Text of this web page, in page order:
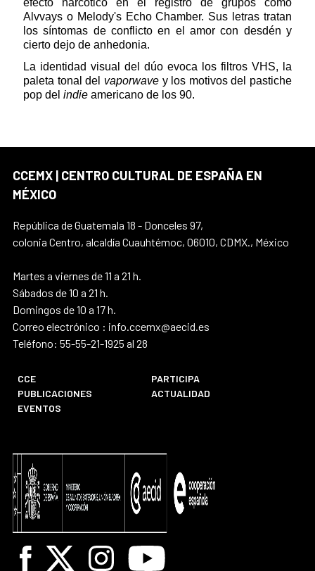
efecto narcótico en el registro de grupos como
Alvvays o Melody's Echo Chamber. Sus letras tratan
los síntomas de conflicto en el amor con desdén y
cierto dejo de anhedonia.
La identidad visual del dúo evoca los filtros VHS, la
paleta tonal del vaporwavey los motivos del pastiche
pop del indie americano de los 90.
CCEMX | CENTRO CULTURAL DE ESPAÑA EN
MÉXICO
República de Guatemala 18 - Donceles 97,
colonia Centro, alcaldía Cuauhtémoc, 06010, CDMX., México
Martes a viernes de 11 a 21 h.
Sábados de 10 a 21 h.
Domingos de 10 a 17 h.
Correo electrónico : info.ccemx@aecid.es
Teléfono: 55-55-21-1925 al 28
CCE
PARTICIPA
PUBLICACIONES
ACTUALIDAD
EVENTOS
Facebook
X InstagramYoutube